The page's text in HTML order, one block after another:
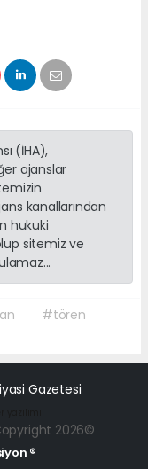
(İHA),
ajanslar
kanallarından
hukuki
sitemiz ve
#tören
2026©
®